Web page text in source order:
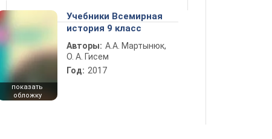
показать
обложку
Учебники Всемирная
история 9 класс
Авторы: А.А. Мартынюк,
О. А. Гисем
Год: 2017